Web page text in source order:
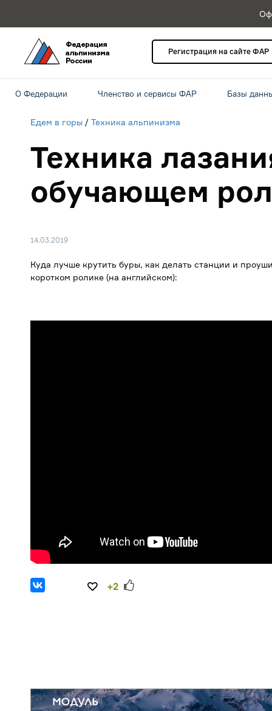
Регистрация на сайте ФАР
О Федерации Членство и сервисы ФАР Базы
Едем в горы / Техника альпинизма
Техника
обучающем
14.03.2019
Куда лучше крутить буры, как делать станции и
коротком ролике (на английском):
+2